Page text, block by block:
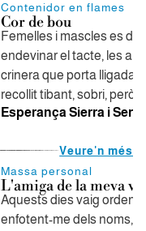
Contenidor en flames
Cor de bou
Femelles i mascles es
endevinar el tacte, les
crinera que porta lligada
recollit tibant, sobri, però
Esperança Sierra i Serra
Veure'n més
Massa personal
L'amiga de la meva
Aquests dies vaig
enfotent-me dels noms,